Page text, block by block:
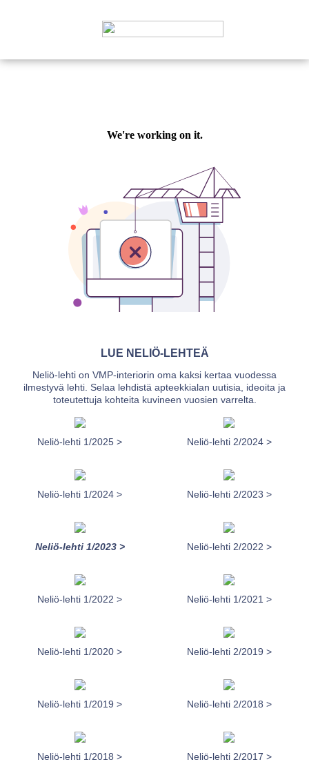
LUE NELIÖ-LEHTEÄ
Neliö-lehti on VMP-interiorin oma kaksi kertaa vuodessa
ilmestyvä lehti. Selaa lehdistä apteekkialan uutisia, ideoita ja
toteutettuja kohteita kuvineen vuosien varrelta.
Neliö-lehti 1/2025 > Neliö-lehti 2/2024 >
Neliö-lehti 1/2024 > Neliö-lehti 2/2023 >
Neliö-lehti 1/2023 > Neliö-lehti 2/2022 >
Neliö-lehti 1/2022 > Neliö-lehti 1/2021 >
Neliö-lehti 1/2020 > Neliö-lehti 2/2019 >
Neliö-lehti 1/2019 > Neliö-lehti 2/2018 >
Neliö-lehti 1/2018 > Neliö-lehti 2/2017 >